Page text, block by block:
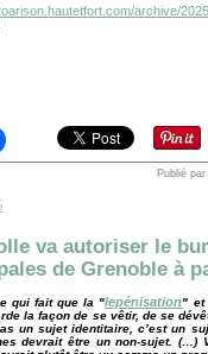
archive/
Publié
va autoriser le
de Grenoble à
qui fait que la "lepénisation" et
la façon de se vêtir, de se
un sujet identitaire, c’est un
devrait être un non-sujet. (…)